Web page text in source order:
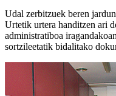
Udal zerbitzuek beren
Urtetik urtera handitzen ari
administratiboa
sortzileetatik bidalitako